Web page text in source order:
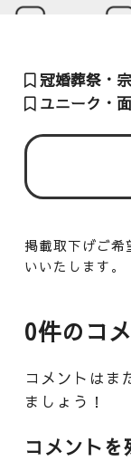
冠婚葬祭・
ユニーク・
掲載取下げご希
いいたします。
0件のコ
コメントはま
ましょう！
コメントを